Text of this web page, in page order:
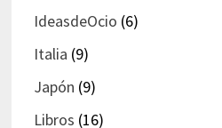
IdeasdeOcio (6)
Italia (9)
Japón (9)
Libros (16)